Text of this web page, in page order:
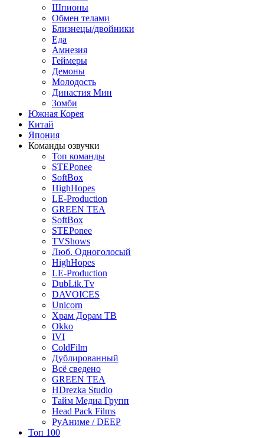
Шпионы
Обмен телами
Близнецы/двойники
Еда
Амнезия
Геймеры
Демоны
Молодость
Династия Мин
Зомби
Южная Корея
Китай
Япония
Команды озвучки
Топ команды
STEPonee
SoftBox
HighHopes
LE-Production
GREEN TEA
SoftBox
STEPonee
TVShows
Люб. Одноголосый
HighHopes
LE-Production
DubLik.Tv
DAVOICES
Unicorn
Храм Дорам ТВ
Okko
IVI
ColdFilm
Дублированный
Всё сведено
GREEN TEA
HDrezka Studio
Тайм Медиа Групп
Head Pack Films
РуАниме / DEEP
Топ 100